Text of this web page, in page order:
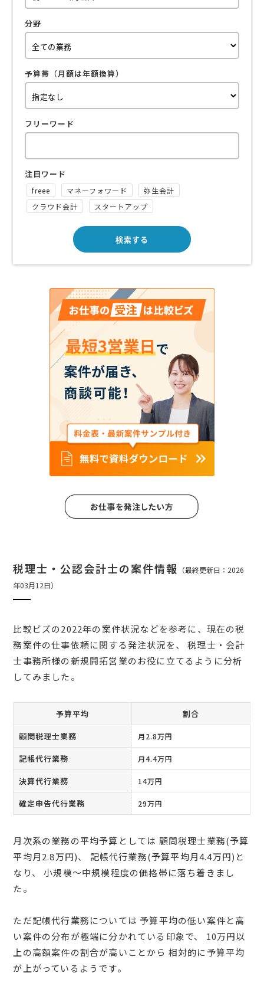
分野
予算帯（月額は年額換算）
フリーワード
注目ワード
freee マネーフォワード
弥生会計
クラウド会計
スタートアップ
税理士・公認会計士の案件情報
（最終更新日：2026
年03月12日）
比較ビズの2022年の案件状況などを参考に、現在の税
務案件の仕事依頼に関する発注状況を、 税理士・会計
士事務所様の新規開拓営業のお役に立てるように分析
してみました。
予算平均
割合
顧問税理士業務
月2.8万円
記帳代行業務 月4.4万円
決算代行業務 14万円
確定申告代行業務 29万円
月次系の業務の平均予算としては 顧問税理士業務(予算
平均月2.8万円)、 記帳代行業務(予算平均月4.4万円)と
なり、 小規模〜中規模程度の価格帯に落ち着きまし
た。
ただ記帳代行業務については 予算平均の低い案件と高
い案件の分布が極端に分かれている印象で、 10万円以
上の高額案件の割合が高いことから 相対的に予算平均
が上がっているようです。